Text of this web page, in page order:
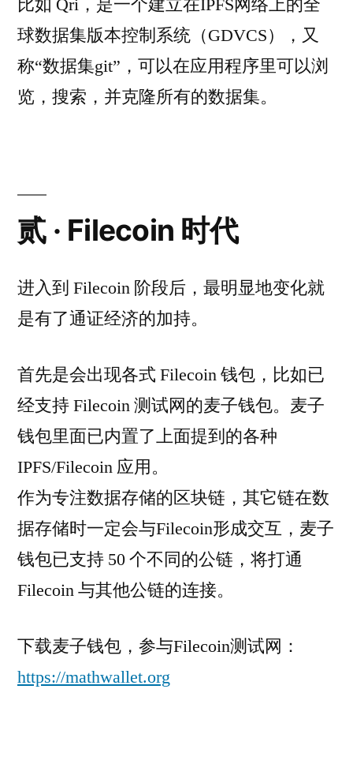
球数据集版本控制系统（GDVCS），又
称“数据集git”，可以在应用程序里可以浏
览，搜索，并克隆所有的数据集。
贰 · Filecoin 时代
进入到 Filecoin 阶段后，最明显地变化就
是有了通证经济的加持。
首先是会出现各式 Filecoin 钱包，比如已
经支持 Filecoin 测试网的麦子钱包。麦子
钱包里面已内置了上面提到的各种
IPFS/Filecoin 应用。
作为专注数据存储的区块链，其它链在数
据存储时一定会与Filecoin形成交互，麦子
钱包已支持 50 个不同的公链，将打通
Filecoin 与其他公链的连接。
下载麦子钱包，参与Filecoin测试网：
https://mathwallet.org